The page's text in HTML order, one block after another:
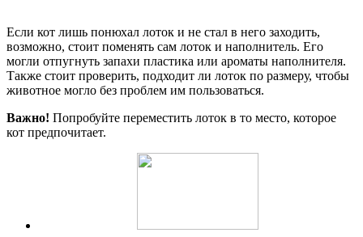
Если кот лишь понюхал лоток и не стал в него заходить,
возможно, стоит поменять сам лоток и наполнитель. Его
могли отпугнуть запахи пластика или ароматы наполнителя.
Также стоит проверить, подходит ли лоток по размеру, чтобы
животное могло без проблем им пользоваться.
Важно! Попробуйте переместить лоток в то место, которое
кот предпочитает.